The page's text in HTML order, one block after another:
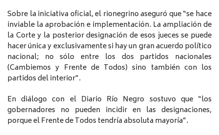
Sobre la iniciativa oficial, el rionegrino aseguró que “se hace
inviable la aprobación e implementación. La ampliación de
la Corte y la posterior designación de esos jueces se puede
hacer única y exclusivamente si hay un gran acuerdo político
nacional; no sólo entre los dos partidos nacionales
(Cambiemos y Frente de Todos) sino también con los
partidos del interior”.
En diálogo con el Diario Río Negro sostuvo que “los
gobernadores no pueden incidir en las designaciones,
porque el Frente de Todos tendría absoluta mayoría”.